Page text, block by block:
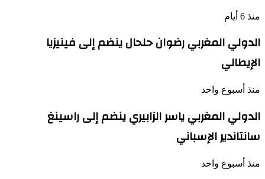
منذ 6 أيام
الدولي المغربي رضوان حلحال ينضم إلى فينيزيا
الإيطالي
منذ أسبوع واحد
الدولي المغربي ياسر الزابيري ينضم إلى راسينغ
سانتاندير الإسباني
منذ أسبوع واحد